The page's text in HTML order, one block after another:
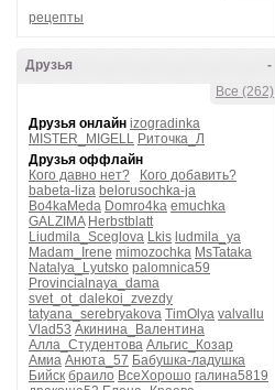
рецепты
-
Друзья
Все (262)
Друзья онлайн izogradinka
MISTER_MIGELL Риточка_Л
Друзья оффлайн
Кого давно нет?
Кого добавить?
babeta-liza belorusochka-ja
Bo4kaMeda Domro4ka emuchka
GALZIMA Herbstblatt
Liudmila_Sceglova Lkis ludmila_ya
Madam_Irene mimozochka MsTataka
Natalya_Lyutsko palomnica59
Provincialnaya_dama
svet_ot_dalekoi_zvezdy
tatyana_serebryakova TimOlya valvallu
Vlad53 Акинина_Валентина
Алла_Студентова Альгис_Козар
Амиа Анюта_57 Бабушка-ладушка
Бийск браило ВсеХорошо галина5819